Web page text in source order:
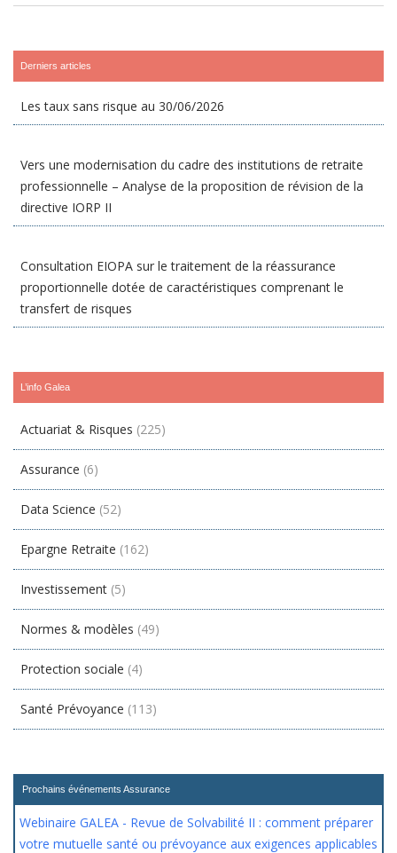
Derniers articles
Les taux sans risque au 30/06/2026
Vers une modernisation du cadre des institutions de retraite
professionnelle – Analyse de la proposition de révision de la
directive IORP II
Consultation EIOPA sur le traitement de la réassurance
proportionnelle dotée de caractéristiques comprenant le
transfert de risques
L’info Galea
Actuariat & Risques (225)
Assurance (6)
Data Science (52)
Epargne Retraite (162)
Investissement (5)
Normes & modèles (49)
Protection sociale (4)
Santé Prévoyance (113)
Prochains événements Assurance
Webinaire GALEA - Revue de Solvabilité II : comment préparer
votre mutuelle santé ou prévoyance aux exigences applicables